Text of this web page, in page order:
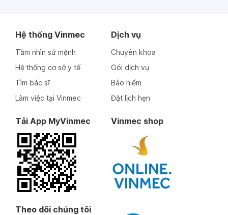
Hệ thống Vinmec
Tầm nhìn sứ mệnh
Hệ thống cơ sở y tế
Tìm bác sĩ
Làm việc tại Vinmec
Dịch vụ
Chuyên khoa
Gói dịch vụ
Bảo hiểm
Đặt lịch hẹn
Tải App MyVinmec Vinmec shop
Theo dõi chúng tôi